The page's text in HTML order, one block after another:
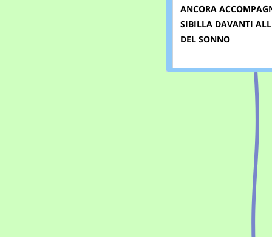
ANCORA
SIBILLA DAVANTI
DEL SONNO